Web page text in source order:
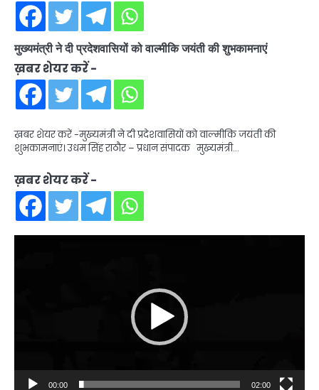
मुख्यमंत्री ने दी प्रदेशवासियों को वाल्मीकि जयंती की शुभकामनाएं
ख़बर शेयर करें -
ख़बर शेयर करें -मुख्यमंत्री ने दी प्रदेशवासियों को वाल्मीकि जयंती की
शुभकामनाएं। उधम सिंह राठौर – प्रधान संपादक मुख्यमंत्री…
ख़बर शेयर करें -
00:00 02:00